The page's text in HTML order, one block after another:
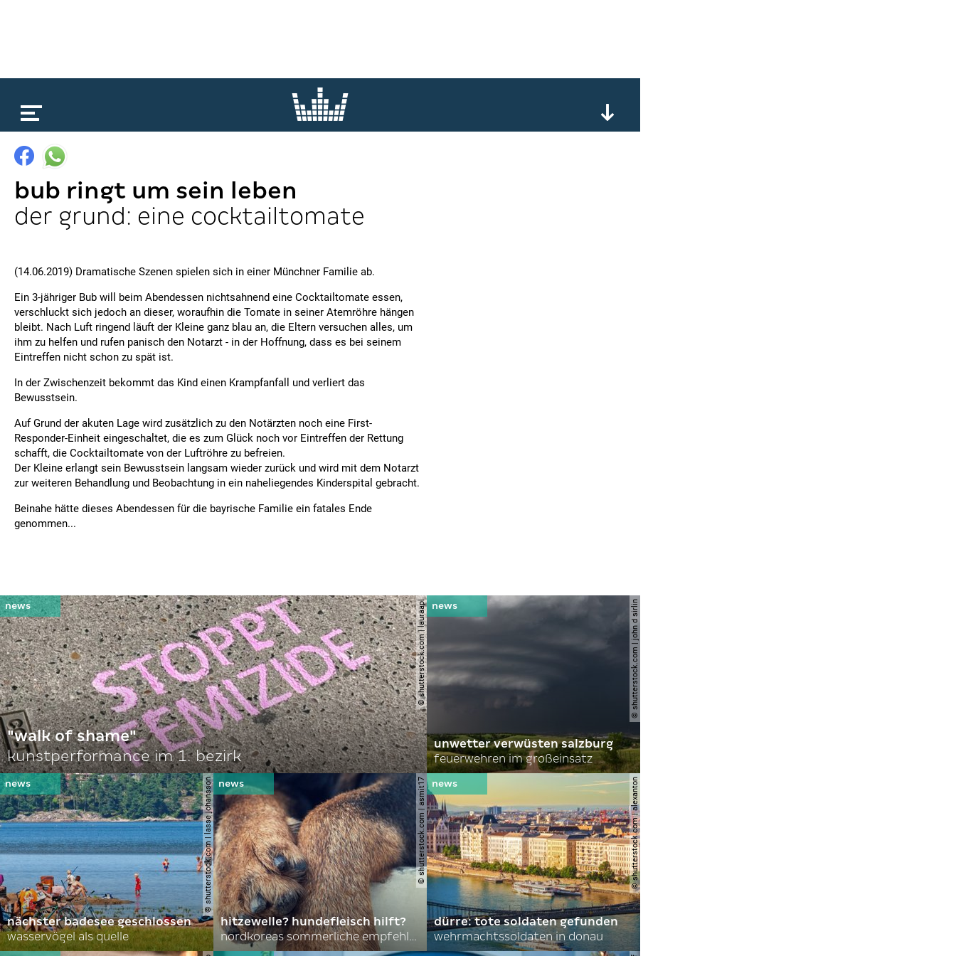
bub ringt um sein leben
der grund: eine cocktailtomate
(14.06.2019) Dramatische Szenen spielen sich in einer Münchner Familie ab.
Ein 3-jähriger Bub will beim Abendessen nichtsahnend eine Cocktailtomate essen,
verschluckt sich jedoch an dieser, woraufhin die Tomate in seiner Atemröhre hängen
bleibt. Nach Luft ringend läuft der Kleine ganz blau an, die Eltern versuchen alles, um
ihm zu helfen und rufen panisch den Notarzt - in der Hoffnung, dass es bei seinem
Eintreffen nicht schon zu spät ist.
In der Zwischenzeit bekommt das Kind einen Krampfanfall und verliert das
Bewusstsein.
Auf Grund der akuten Lage wird zusätzlich zu den Notärzten noch eine First-
Responder-Einheit eingeschaltet, die es zum Glück noch vor Eintreffen der Rettung
schafft, die Cocktailtomate von der Luftröhre zu befreien.
Der Kleine erlangt sein Bewusstsein langsam wieder zurück und wird mit dem Notarzt
zur weiteren Behandlung und Beobachtung in ein naheliegendes Kinderspital gebracht.
Beinahe hätte dieses Abendessen für die bayrische Familie ein fatales Ende
genommen...
© shutterstock.com | lauraapl
"walk of shame"
kunstperformance im 1. bezirk
© shutterstock.com | john d sirlin
unwetter verwüsten salzburg
feuerwehren im großeinsatz
© shutterstock.com | lasse johansson
nächster badesee geschlossen
wasservögel als quelle
© shutterstock.com | asmit17
hitzewelle? hundefleisch hilft?
nordkoreas sommerliche empfehlungen
© shutterstock.com | alexanton
dürre: tote soldaten gefunden
wehrmachtssoldaten in donau